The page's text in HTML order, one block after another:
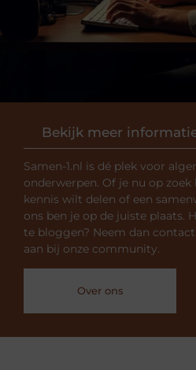
Bekijk meer
Samen-1.nl is dé plek voor
onderwerpen. Of je nu op
kennis wilt delen of een
ons ben je op de juiste plaats.
te bloggen? Neem dan
aan bij onze community.
Over ons